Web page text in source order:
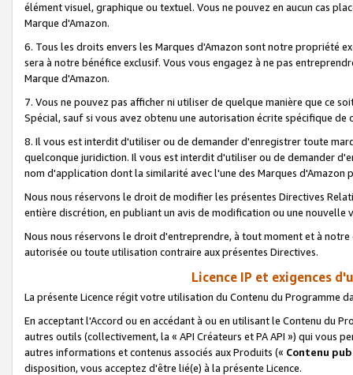
élément visuel, graphique ou textuel. Vous ne pouvez en aucun cas
Marque d'Amazon.
6. Tous les droits envers les Marques d'Amazon sont notre propriété
sera à notre bénéfice exclusif. Vous vous engagez à ne pas
Marque d'Amazon.
7. Vous ne pouvez pas afficher ni utiliser de quelque manière que ce
Spécial, sauf si vous avez obtenu une autorisation écrite spécifique de
8. Il vous est interdit d'utiliser ou de demander d'enregistrer toute
quelconque juridiction. Il vous est interdit d'utiliser ou de demander
nom d'application dont la similarité avec l'une des Marques
Nous nous réservons le droit de modifier les présentes Directives
entière discrétion, en publiant un avis de modification ou une nouvelle
Nous nous réservons le droit d'entreprendre, à tout moment et à
autorisée ou toute utilisation contraire aux présentes Directives.
Licence IP et exigences
La présente Licence régit votre utilisation du Contenu du Programme
En acceptant l'Accord ou en accédant à ou en utilisant le Contenu du
autres outils (collectivement, la « API Créateurs et PA API ») qui vous
autres informations et contenus associés aux Produits (« Contenu
disposition, vous acceptez d'être lié(e) à la présente Licence.